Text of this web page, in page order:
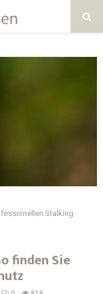
Stalking
finden Sie